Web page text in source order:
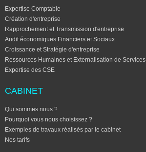
Expertise Comptable
Création d'entreprise
Rapprochement et Transmission d'entreprise
Audit économiques Financiers et Sociaux
Croissance et Stratégie d'entreprise
Ressources Humaines et Externalisation de Services
Expertise des CSE
CABINET
Qui sommes nous ?
Pourquoi vous nous choisissez ?
Exemples de travaux réalisés par le cabinet
Nos tarifs